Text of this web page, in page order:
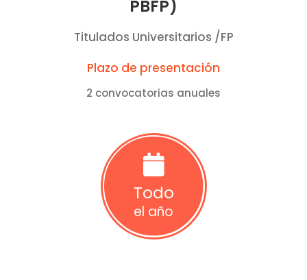
PBFP)
Titulados Universitarios /FP
Plazo de presentación
2 convocatorias anuales
Todo
el año